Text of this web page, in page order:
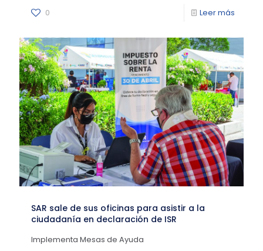
0 Leer más
SAR sale de sus oficinas para asistir a la
ciudadanía en declaración de ISR
Implementa Mesas de Ayuda